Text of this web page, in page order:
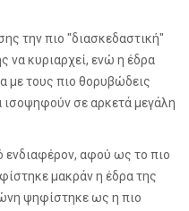
την πιο "διασκεδαστική"
να κυριαρχεί, ενώ η έδρα
με τους πιο θορυβώδεις
σε αρκετά μεγάλη
ενδιαφέρον, αφού ως το πιο
μακράν η έδρα της
ψηφίστηκε ως η πιο